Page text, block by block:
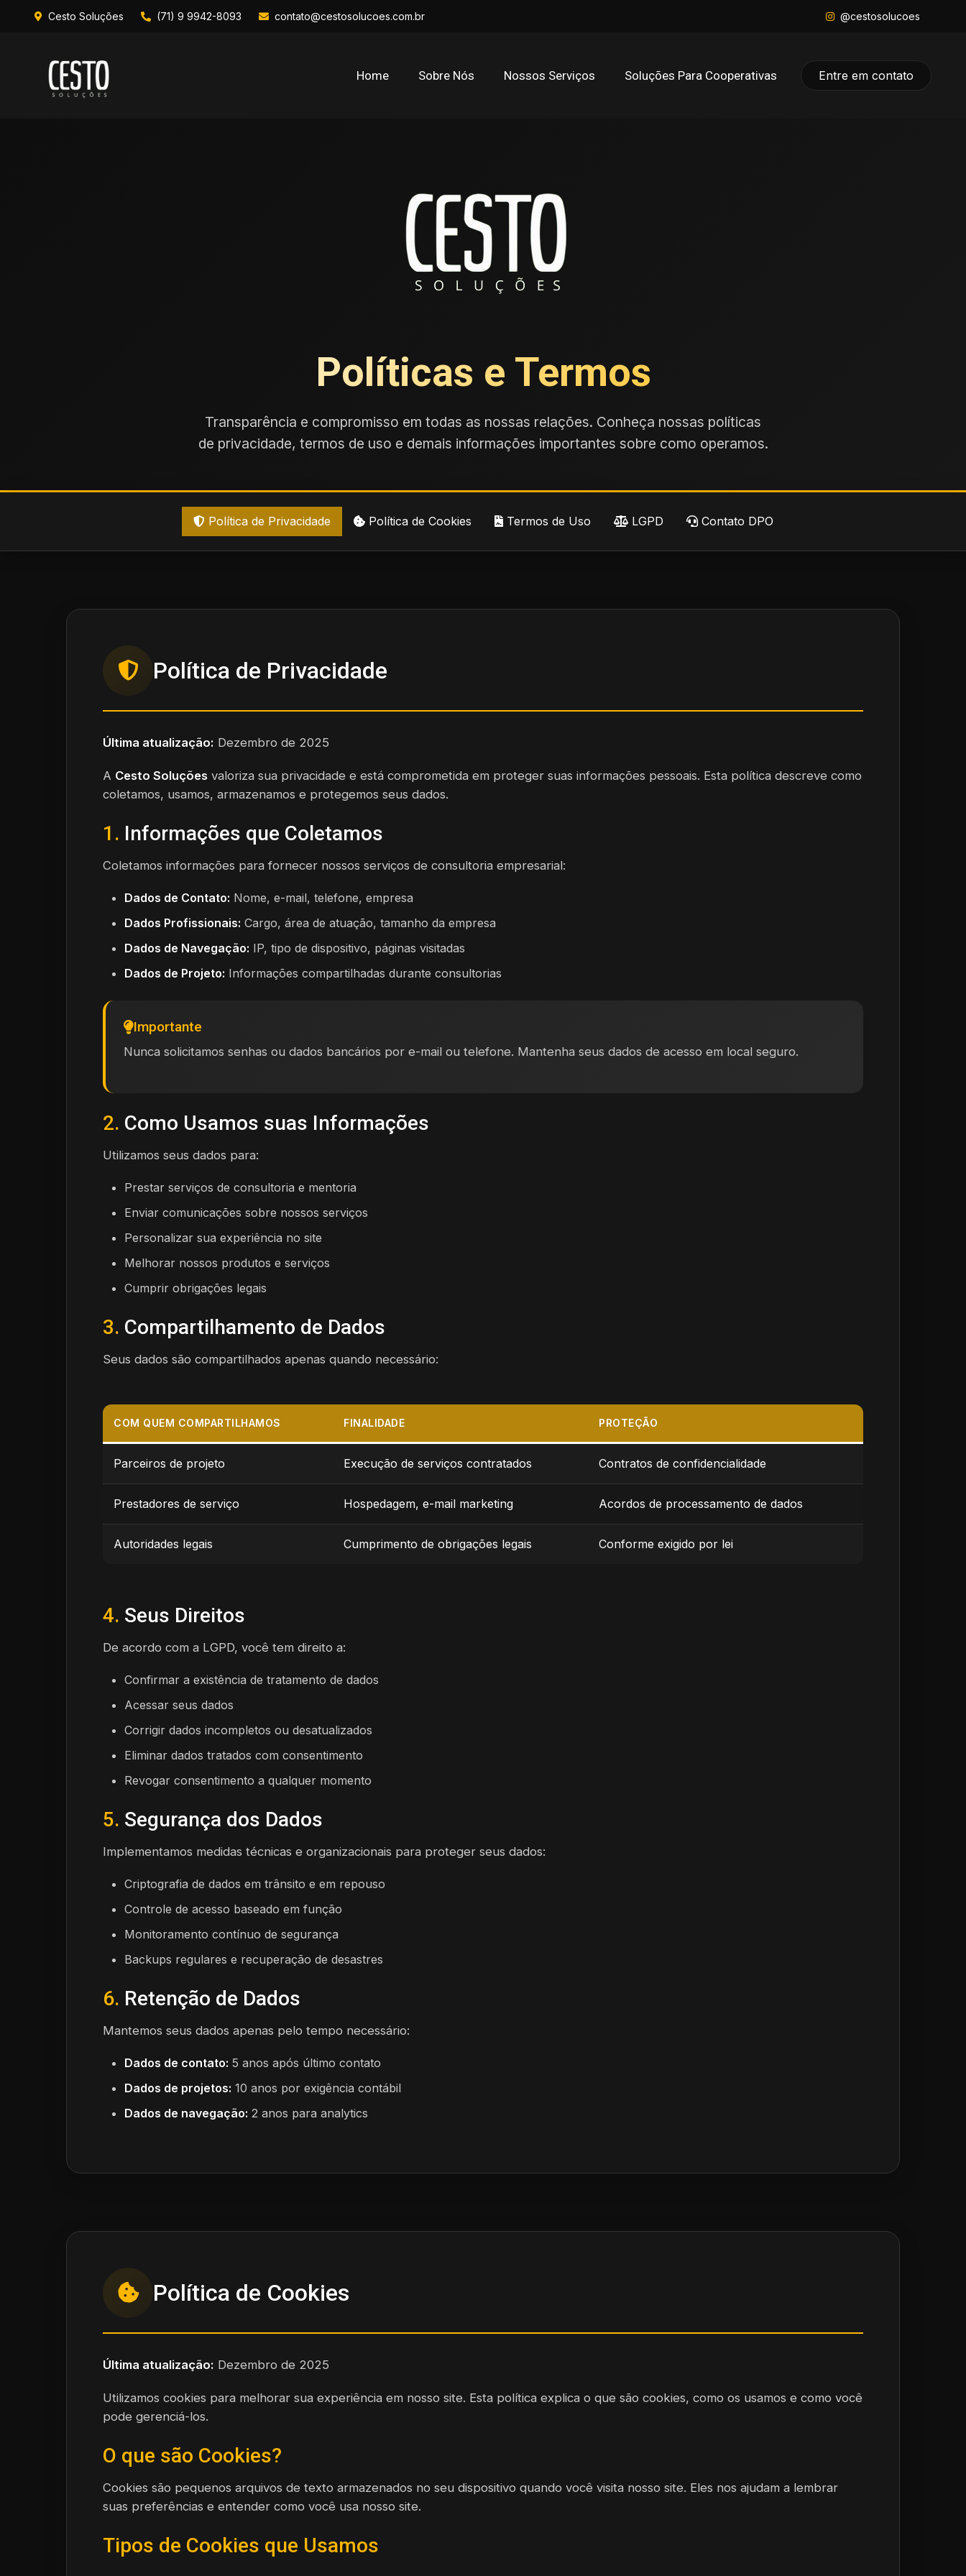
Cesto Soluções (71) 9 9942-8093 contato@cestosolucoes.com.br @cestosolucoes
Home Sobre Nós Nossos Serviços Soluções Para Cooperativas Entre em contato
Políticas e Termos
Transparência e compromisso em todas as nossas relações. Conheça nossas políticas
de privacidade, termos de uso e demais informações importantes sobre como operamos.
Política de Privacidade Política de Cookies Termos de Uso LGPD Contato DPO
Política de Privacidade
Última atualização: Dezembro de 2025
A Cesto Soluções valoriza sua privacidade e está comprometida em proteger suas informações pessoais. Esta política descreve como
coletamos, usamos, armazenamos e protegemos seus dados.
1. Informações que Coletamos
Coletamos informações para fornecer nossos serviços de consultoria empresarial:
Dados de Contato: Nome, e-mail, telefone, empresa
Dados Profissionais: Cargo, área de atuação, tamanho da empresa
Dados de Navegação: IP, tipo de dispositivo, páginas visitadas
Dados de Projeto: Informações compartilhadas durante consultorias
Importante
Nunca solicitamos senhas ou dados bancários por e-mail ou telefone. Mantenha seus dados de acesso em local seguro.
2. Como Usamos suas Informações
Utilizamos seus dados para:
Prestar serviços de consultoria e mentoria
Enviar comunicações sobre nossos serviços
Personalizar sua experiência no site
Melhorar nossos produtos e serviços
Cumprir obrigações legais
3. Compartilhamento de Dados
Seus dados são compartilhados apenas quando necessário:
COM QUEM COMPARTILHAMOS FINALIDADE PROTEÇÃO
Parceiros de projeto Execução de serviços contratados Contratos de confidencialidade
Prestadores de serviço Hospedagem, e-mail marketing Acordos de processamento de dados
Autoridades legais Cumprimento de obrigações legais Conforme exigido por lei
4. Seus Direitos
De acordo com a LGPD, você tem direito a:
Confirmar a existência de tratamento de dados
Acessar seus dados
Corrigir dados incompletos ou desatualizados
Eliminar dados tratados com consentimento
Revogar consentimento a qualquer momento
5. Segurança dos Dados
Implementamos medidas técnicas e organizacionais para proteger seus dados:
Criptografia de dados em trânsito e em repouso
Controle de acesso baseado em função
Monitoramento contínuo de segurança
Backups regulares e recuperação de desastres
6. Retenção de Dados
Mantemos seus dados apenas pelo tempo necessário:
Dados de contato: 5 anos após último contato
Dados de projetos: 10 anos por exigência contábil
Dados de navegação: 2 anos para analytics
Política de Cookies
Última atualização: Dezembro de 2025
Utilizamos cookies para melhorar sua experiência em nosso site. Esta política explica o que são cookies, como os usamos e como você
pode gerenciá-los.
O que são Cookies?
Cookies são pequenos arquivos de texto armazenados no seu dispositivo quando você visita nosso site. Eles nos ajudam a lembrar
suas preferências e entender como você usa nosso site.
Tipos de Cookies que Usamos